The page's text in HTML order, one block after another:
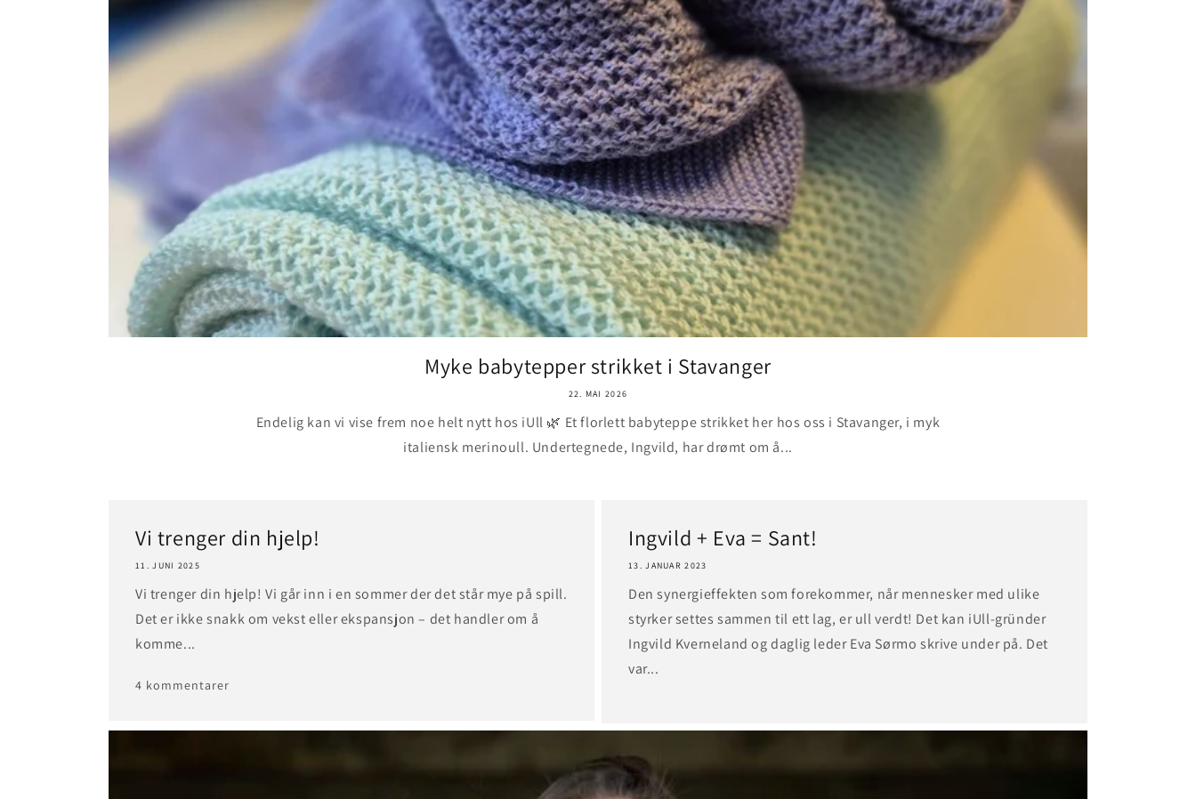
Myke babytepper strikket i Stavanger
22. MAI 2026
Endelig kan vi vise frem noe helt nytt hos iUll 🌿 Et florlett babyteppe strikket her hos oss i Stavanger, i myk
italiensk merinoull. Undertegnede, Ingvild, har drømt om å...
Vi trenger din hjelp!
11. JUNI 2025
Vi trenger din hjelp! Vi går inn i en sommer der det står mye på spill.
Det er ikke snakk om vekst eller ekspansjon – det handler om å
komme...
4 kommentarer
Ingvild + Eva = Sant!
13. JANUAR 2023
Den synergieffekten som forekommer, når mennesker med ulike
styrker settes sammen til ett lag, er ull verdt! Det kan iUll-gründer
Ingvild Kverneland og daglig leder Eva Sørmo skrive under på. Det
var...